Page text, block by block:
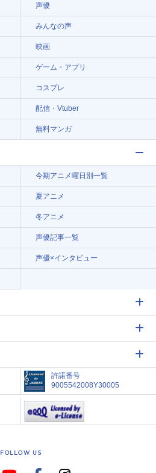
声優
みんなの声
映画
ゲーム・アプリ
コスプレ
配信・Vtuber
無料マンガ
今期アニメ曜日別一覧
夏アニメ
冬アニメ
声優記事一覧
声優×インタビュー
許諾番号
9005542008Y30005
FOLLOW US